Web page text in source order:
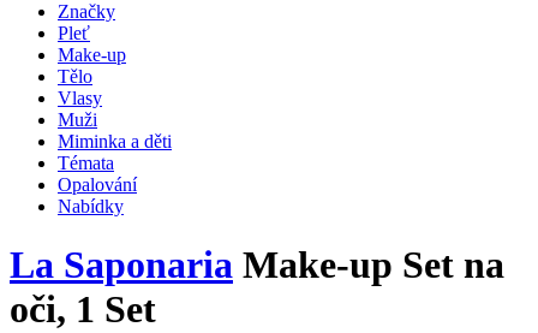
Značky
Pleť
Make-up
Tělo
Vlasy
Muži
Miminka a děti
Témata
Opalování
Nabídky
La Saponaria Make-up Set na
oči, 1 Set